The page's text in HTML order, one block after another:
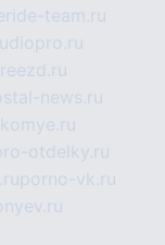
team.ru
news.ru
otdelky.ru
porno-vk.ru